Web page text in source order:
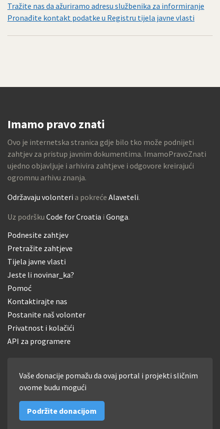
Tražite nas da ažuriramo adresu službenika za informiranje
Pronađite kontakt podatke u Registru tijela javne vlasti
Imamo pravo znati
Ovo je internetska stranica gdje bilo tko može podnijeti
zahtjev za pristup javnim dokumentima. ImamoPravoZnati
ujedno objavljuje i arhivira zahtjeve i odgovore kreirajući
ogromnu arhivu znanja.
Održavaju volonteri a pokreće Alaveteli.
Uz podršku Code for Croatia i Gonga.
Podnesite zahtjev
Pretražite zahtjeve
Tijela javne vlasti
Jeste li novinar_ka?
Pomoć
Kontaktirajte nas
Postanite naš volonter
Privatnost i kolačići
API za programere
Vaše donacije pomažu da ovaj portal i projekti sličnim
ovome budu mogući
Podržite donacijom